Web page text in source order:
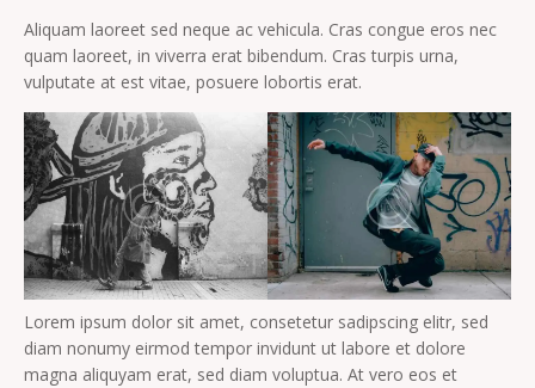
Aliquam laoreet sed neque ac vehicula. Cras congue eros nec
quam laoreet, in viverra erat bibendum. Cras turpis urna,
vulputate at est vitae, posuere lobortis erat.
Lorem ipsum dolor sit amet, consetetur sadipscing elitr, sed
diam nonumy eirmod tempor invidunt ut labore et dolore
magna aliquyam erat, sed diam voluptua. At vero eos et